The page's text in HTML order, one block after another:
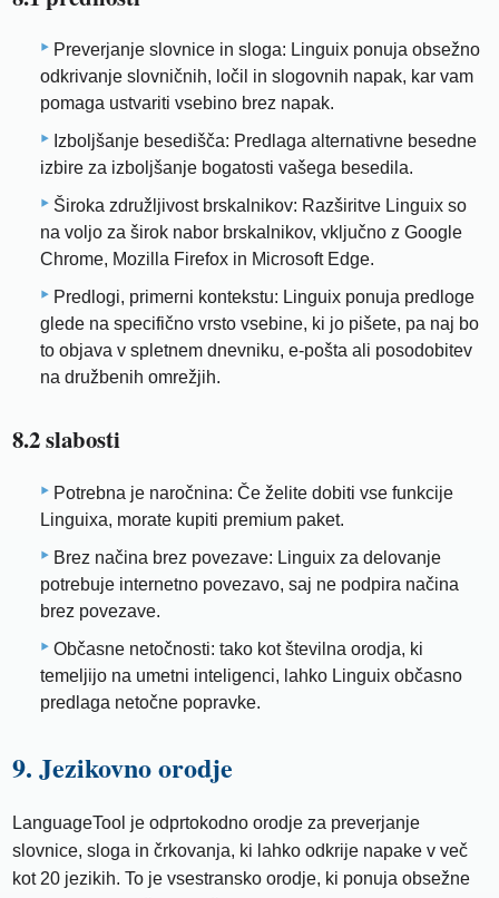
Preverjanje slovnice in sloga: Linguix ponuja obsežno
odkrivanje slovničnih, ločil in slogovnih napak, kar vam
pomaga ustvariti vsebino brez napak.
Izboljšanje besedišča: Predlaga alternativne besedne
izbire za izboljšanje bogatosti vašega besedila.
Široka združljivost brskalnikov: Razširitve Linguix so
na voljo za širok nabor brskalnikov, vključno z Google
Chrome, Mozilla Firefox in Microsoft Edge.
Predlogi, primerni kontekstu: Linguix ponuja predloge
glede na specifično vrsto vsebine, ki jo pišete, pa naj bo
to objava v spletnem dnevniku, e-pošta ali posodobitev
na družbenih omrežjih.
8.2 slabosti
Potrebna je naročnina: Če želite dobiti vse funkcije
Linguixa, morate kupiti premium paket.
Brez načina brez povezave: Linguix za delovanje
potrebuje internetno povezavo, saj ne podpira načina
brez povezave.
Občasne netočnosti: tako kot številna orodja, ki
temeljijo na umetni inteligenci, lahko Linguix občasno
predlaga netočne popravke.
9. Jezikovno orodje
LanguageTool je odprtokodno orodje za preverjanje
slovnice, sloga in črkovanja, ki lahko odkrije napake v več
kot 20 jezikih. To je vsestransko orodje, ki ponuja obsežne